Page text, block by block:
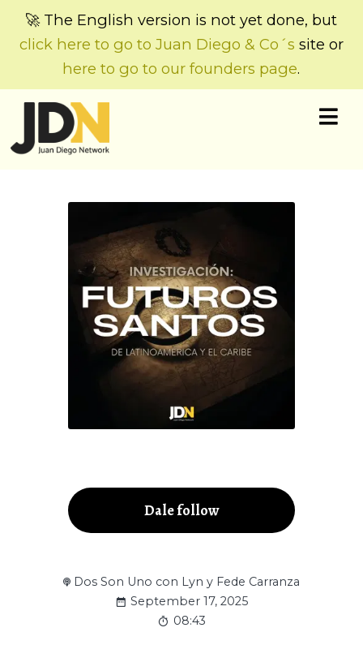
🚀 The English version is not yet done, but
click here to go to Juan Diego & Co´s site or
here to go to our founders page.
Dale follow
Dos Son Uno con Lyn y Fede Carranza
September 17, 2025
08:43